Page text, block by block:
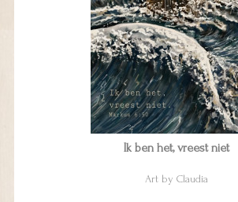
Ik ben het, vreest niet
Art by Claudia